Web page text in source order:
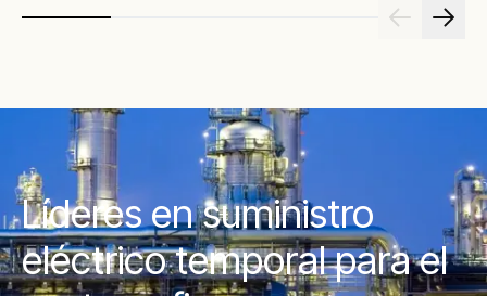
Líderes en suministro
eléctrico temporal para el